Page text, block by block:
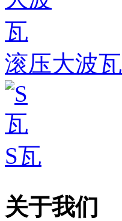
滚压大波瓦
S瓦
关于我们